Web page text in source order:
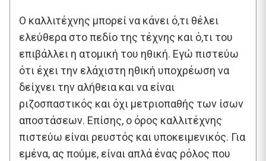
Ο καλλιτέχνης μπορεί να κάνει ό,τι θέλει
ελεύθερα στο πεδίο της τέχνης και ό,τι του
επιβάλλει η ατομική του ηθική. Εγώ πιστεύω
ότι έχει την ελάχιστη ηθική υποχρέωση να
δείχνει την αλήθεια και να είναι
ριζοσπαστικός και όχι μετριοπαθής των ίσων
αποστάσεων. Επίσης, ο όρος καλλιτέχνης
πιστεύω είναι ρευστός και υποκειμενικός. Για
εμένα, ας πούμε, είναι απλά ένας ρόλος που